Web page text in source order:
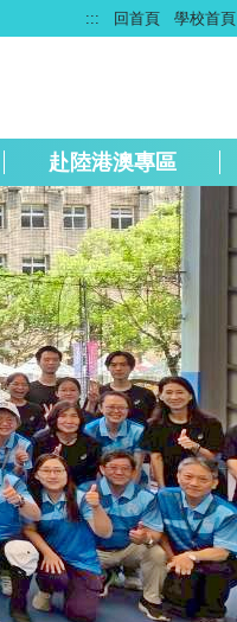
::: 回首頁 學校首頁
赴陸港澳專區